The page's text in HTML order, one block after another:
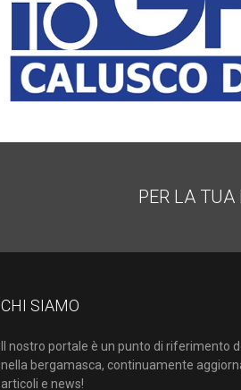
PER LA TUA
CHI SIAMO
Il nostro portale è un punto di riferimento
nella bergamasca, continuamente
articoli e news!